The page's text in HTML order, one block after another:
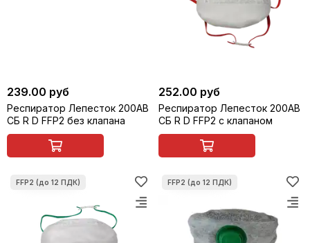
239.00 руб
Респиратор Лепесток 200АВ
СБ R D FFP2 без клапана
252.00 руб
Респиратор Лепесток 200АВ
СБ R D FFP2 с клапаном